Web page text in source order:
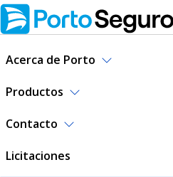
Acerca de Porto
Productos
Contacto
Licitaciones